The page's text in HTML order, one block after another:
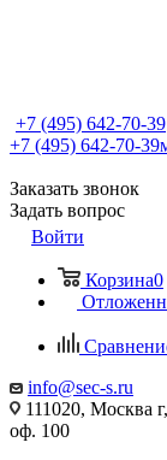
+7 (495) 642-70-39
+7 (495) 642-70-39
Заказать звонок
Задать вопрос
Войти
Корзина0
info@sec-s.ru
111020, Москва
оф. 100